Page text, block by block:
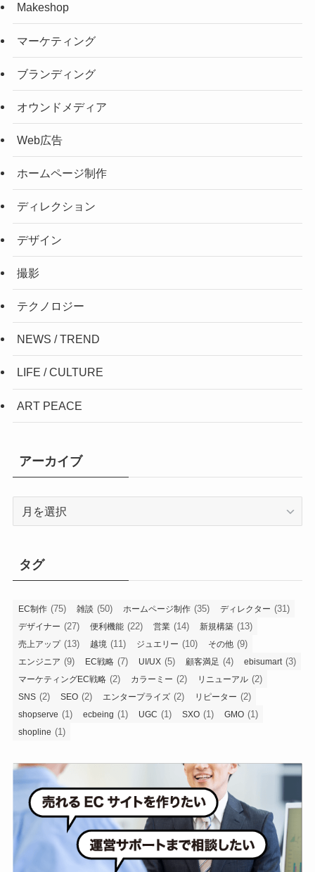
Makeshop
マーケティング
ブランディング
オウンドメディア
Web広告
ホームページ制作
ディレクション
デザイン
撮影
テクノロジー
NEWS / TREND
LIFE / CULTURE
ART PEACE
アーカイブ
ブ
タグ
EC制作 (75) 雑談 (50) ホームページ制作 (35) ディレクター (31)
デザイナー (27) 便利機能 (22) 営業 (14) 新規構築 (13)
売上アップ(13) 越境 (11) ジュエリー (10) その他 (9)
エンジニア (9) EC戦略 (7) UI/UX (5) 顧客満足 (4) ebisumart (3)
マーケティングEC戦略 (2) カラーミー (2) リニューアル (2)
SNS (2) SEO (2) エンタープライズ (2) リピーター (2)
shopserve (1) ecbeing (1) UGC (1) SXO (1) GMO (1)
shopline (1)